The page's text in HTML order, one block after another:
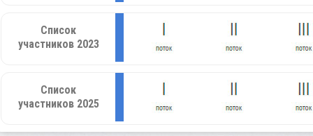
Список
участников 2023
Список
участников 2025